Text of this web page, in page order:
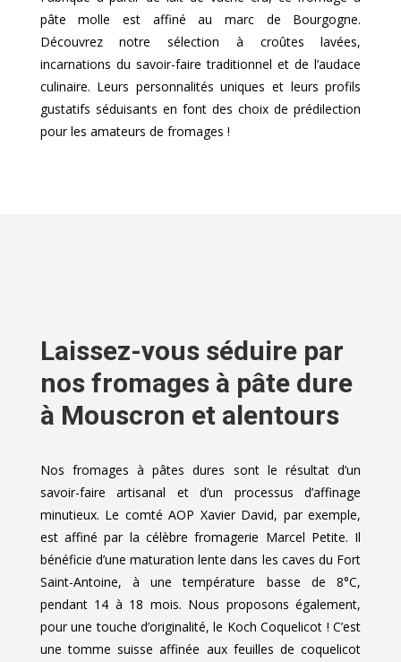
pâte molle est affiné au marc de Bourgogne.
Découvrez notre sélection à croûtes lavées,
incarnations du savoir-faire traditionnel et de l’audace
culinaire. Leurs personnalités uniques et leurs profils
gustatifs séduisants en font des choix de prédilection
pour les amateurs de fromages !
Laissez-vous séduire par
nos fromages à pâte dure
à Mouscron et alentours
Nos fromages à pâtes dures sont le résultat d’un
savoir-faire artisanal et d’un processus d’affinage
minutieux. Le comté AOP Xavier David, par exemple,
est affiné par la célèbre fromagerie Marcel Petite. Il
bénéficie d’une maturation lente dans les caves du Fort
Saint-Antoine, à une température basse de 8°C,
pendant 14 à 18 mois. Nous proposons également,
pour une touche d’originalité, le Koch Coquelicot ! C’est
une tomme suisse affinée aux feuilles de coquelicot